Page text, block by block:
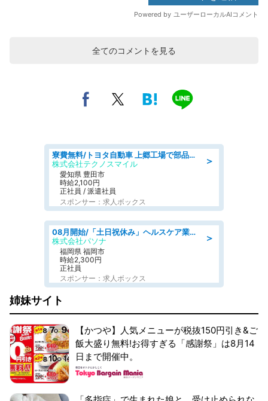
全てのコメントを見る
＞
寮費無料/トヨタ自動車 上郷工場で部品の組立製造/tutumi
株式会社テクノスマイル
愛知県 豊田市
時給2,100円
正社員 / 派遣社員
スポンサー：求人ボックス
＞
08月開始/「土日祝休み」ヘルスケア業界の産業保健師/高時給/未経験OK/要資格:保健師、正看護師
株式会社パソナ
福岡県 福岡市
時給2,300円
正社員
スポンサー：求人ボックス
姉妹サイト
【かつや】人気メニューが税抜150円引き&ご
飯大盛り無料!お得すぎる「感謝祭」は8月14
日まで開催中。